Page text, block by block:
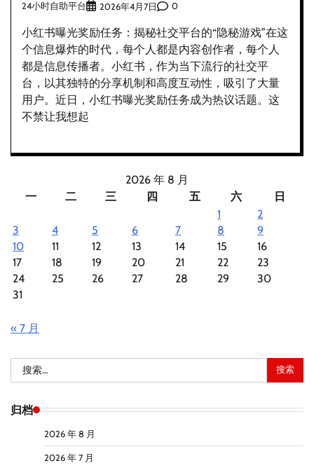
24小时自助平台 2026年4月7日 0
小红书曝光奖励任务：揭秘社交平台的“隐秘游戏”在这
个信息爆炸的时代，每个人都是内容创作者，每个人
都是信息传播者。小红书，作为当下流行的社交平
台，以其独特的分享机制和高度互动性，吸引了大量
用户。近日，小红书曝光奖励任务成为热议话题。这
不禁让我想起
2026 年 8 月
一
二 三 四 五 六
日
1
2
3
4 5 6 7 8
9
10
11 12 13 14 15
16
17
18 19 20 21 22
23
24
25 26 27 28 29
30
31
« 7 月
索：
归档
2026 年 8 月
2026 年 7 月